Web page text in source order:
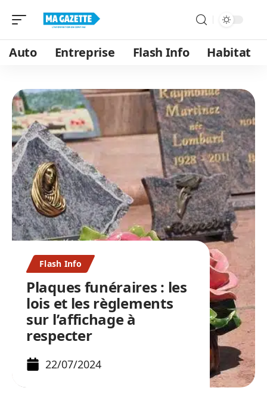
Auto Entreprise Flash Info Habitat
Flash Info
Plaques funéraires : les
lois et les règlements
sur l’affichage à
respecter
22/07/2024